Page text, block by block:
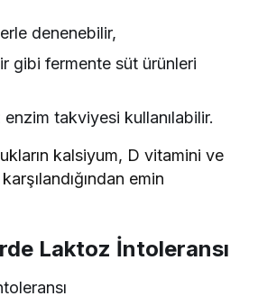
denenebilir,
gibi fermente süt ürünleri
takviyesi kullanılabilir.
kalsiyum, D vitamini ve
emin
Laktoz İntoleransı